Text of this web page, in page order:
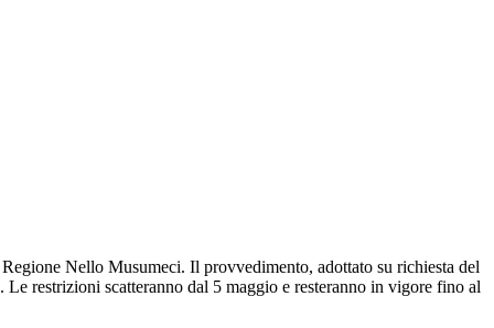
Nello Musumeci. Il provvedimento, adottato su richiesta del
restrizioni scatteranno dal 5 maggio e resteranno in vigore fino al